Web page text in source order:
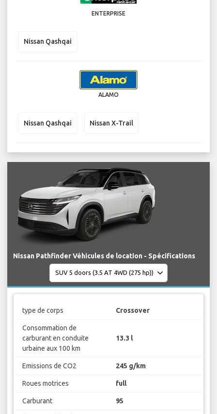
ENTERPRISE
Nissan Qashqai
ALAMO
Nissan Qashqai Nissan X-Trail
Nissan Pathfinder Véhicules de location - Spécifications
type de corps Crossover
Consommation de
carburant en conduite
urbaine aux 100 km
13.3 l
Emissions de CO2 245 g/km
Roues motrices full
Carburant 95